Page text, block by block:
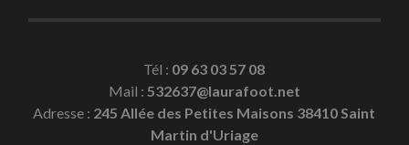
Tél : 09 63 03 57 08
Mail : 532637@laurafoot.net
Adresse : 245 Allée des Petites Maisons 38410 Saint
Martin d'Uriage